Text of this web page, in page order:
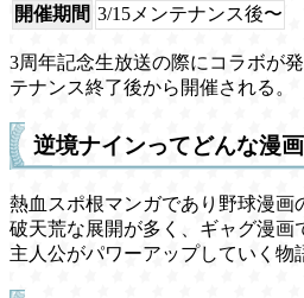
開催期間 3/15メンテナンス後〜
3周年記念生放送の際にコラボが
テナンス終了後から開催される。
逆境ナインってどんな漫画
熱血スポ根マンガであり野球漫画
破天荒な展開が多く、ギャグ漫画
主人公がパワーアップしていく物